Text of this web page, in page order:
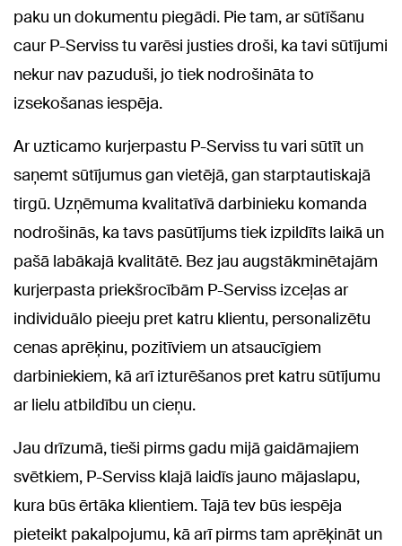
paku un dokumentu piegādi. Pie tam, ar sūtīšanu
caur P-Serviss tu varēsi justies droši, ka tavi sūtījumi
nekur nav pazuduši, jo tiek nodrošināta to
izsekošanas iespēja.
Ar uzticamo kurjerpastu P-Serviss tu vari sūtīt un
saņemt sūtījumus gan vietējā, gan starptautiskajā
tirgū. Uzņēmuma kvalitatīvā darbinieku komanda
nodrošinās, ka tavs pasūtījums tiek izpildīts laikā un
pašā labākajā kvalitātē. Bez jau augstākminētajām
kurjerpasta priekšrocībām P-Serviss izceļas ar
individuālo pieeju pret katru klientu, personalizētu
cenas aprēķinu, pozitīviem un atsaucīgiem
darbiniekiem, kā arī izturēšanos pret katru sūtījumu
ar lielu atbildību un cieņu.
Jau drīzumā, tieši pirms gadu mijā gaidāmajiem
svētkiem, P-Serviss klajā laidīs jauno mājaslapu,
kura būs ērtāka klientiem. Tajā tev būs iespēja
pieteikt pakalpojumu, kā arī pirms tam aprēķināt un